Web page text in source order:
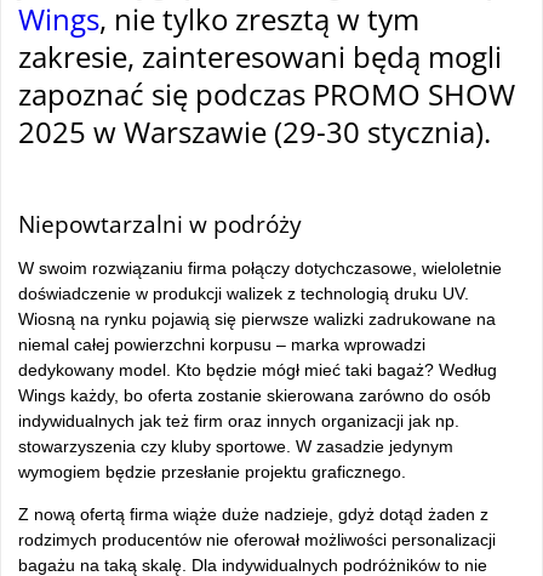
Wings, nie tylko zresztą w tym
zakresie, zainteresowani będą mogli
zapoznać się podczas PROMO SHOW
2025 w Warszawie (29-30 stycznia).
Niepowtarzalni w podróży
W swoim rozwiązaniu firma połączy dotychczasowe, wieloletnie
doświadczenie w produkcji walizek z technologią druku UV.
Wiosną na rynku pojawią się pierwsze walizki zadrukowane na
niemal całej powierzchni korpusu – marka wprowadzi
dedykowany model. Kto będzie mógł mieć taki bagaż? Według
Wings każdy, bo oferta zostanie skierowana zarówno do osób
indywidualnych jak też firm oraz innych organizacji jak np.
stowarzyszenia czy kluby sportowe. W zasadzie jedynym
wymogiem będzie przesłanie projektu graficznego.
Z nową ofertą firma wiąże duże nadzieje, gdyż dotąd żaden z
rodzimych producentów nie oferował możliwości personalizacji
bagażu na taką skalę. Dla indywidualnych podróżników to nie